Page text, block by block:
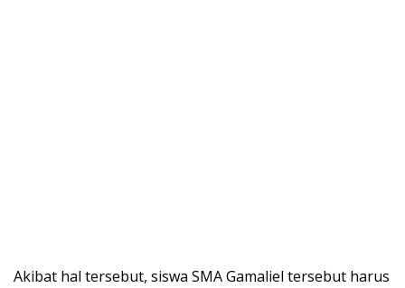
Akibat hal tersebut, siswa SMA Gamaliel tersebut harus